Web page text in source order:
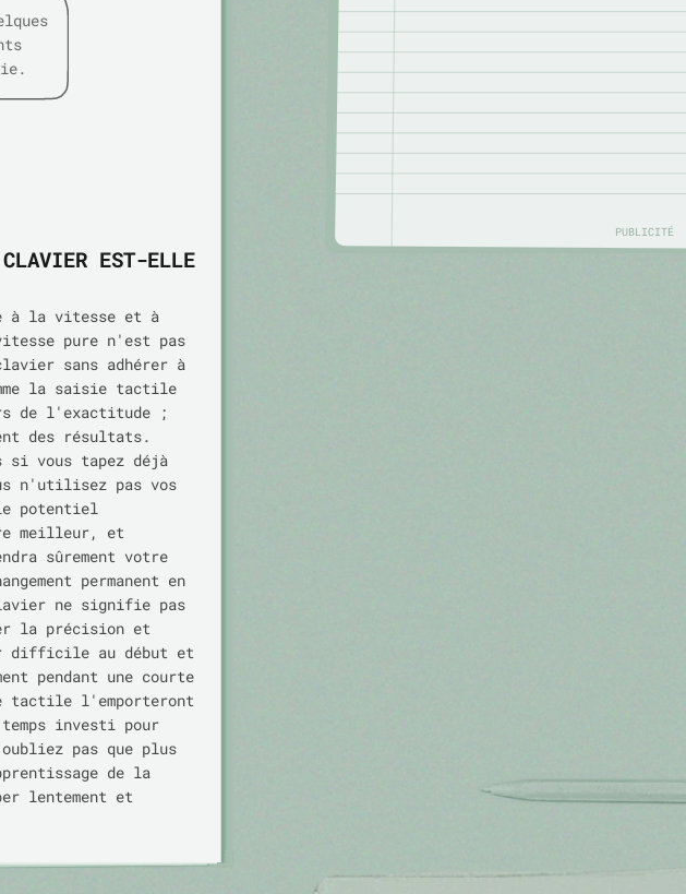
EST-ELLE
à la vitesse et à
pure n'est pas
sans adhérer à
la saisie tactile
de l'exactitude ;
des résultats.
si vous tapez déjà
n'utilisez pas vos
potentiel
meilleur, et
sûrement votre
permanent en
ne signifie pas
la précision et
difficile au début et
pendant une courte
tactile l'emporteront
investi pour
pas que plus
de la
lentement et
PUBLICITÉ